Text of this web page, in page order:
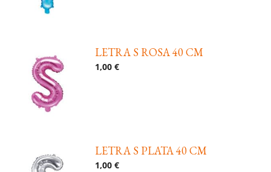
LETRA S ROSA 40 CM
1,00 €
LETRA S PLATA 40 CM
1,00 €